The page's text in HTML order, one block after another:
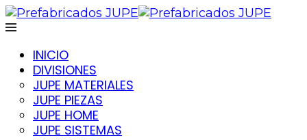
INICIO
DIVISIONES
JUPE MATERIALES
JUPE PIEZAS
JUPE HOME
JUPE SISTEMAS